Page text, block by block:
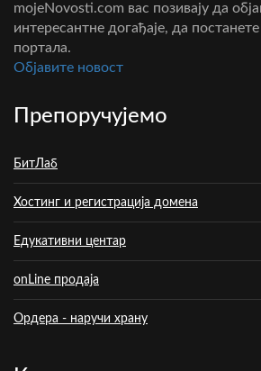
mojeNovosti.com вас позивају да
интересантне догађаје, да
портала.
Oбјавите новост
Препоручујемо
БитЛаб
Хостинг и регистрација домена
Едукативни центар
onLine продаја
Ордера - наручи храну